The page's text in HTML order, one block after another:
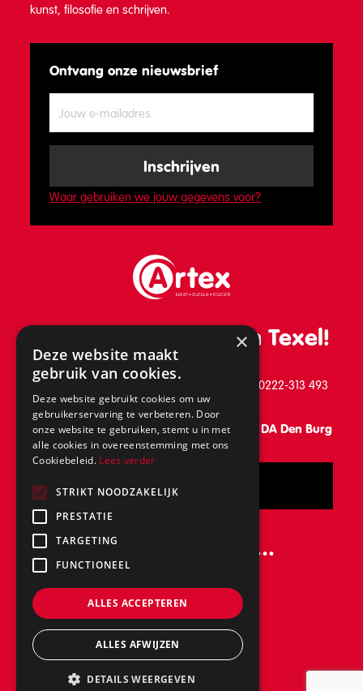
kunst, filosofie en schrijven.
Ontvang onze nieuwsbrief
Waar gebruiken we jouw gegevens voor?
De leukste school van Texel!
Schilderend 39, 1791 BB Den Burg, telefoon: 0222-313 493
Vanaf 31 augustus: Keesomlaan 15, 1791 DA Den Burg
Bel
Volg ons ook op...
×
Deze website maakt
gebruik van cookies.
Deze website gebruikt cookies om uw
gebruikerservaring te verbeteren. Door
onze website te gebruiken, stemt u in met
alle cookies in overeenstemming met ons
Cookiebeleid. Lees verder
STRIKT NOODZAKELIJK
PRESTATIE
TARGETING
FUNCTIONEEL
ALLES ACCEPTEREN
ALLES AFWIJZEN
DETAILS WEERGEVEN